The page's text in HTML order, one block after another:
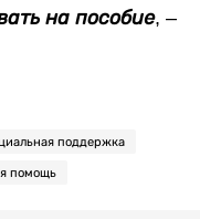
на пособие, –
поддержка
помощь